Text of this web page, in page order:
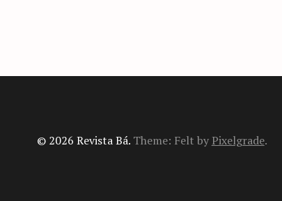
a
© 2026 Revista Bá. Theme: Felt by Pixelgrade.